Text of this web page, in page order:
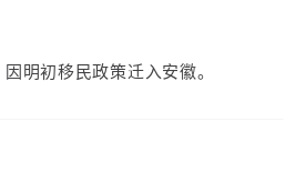
明初移民政策迁入安徽。